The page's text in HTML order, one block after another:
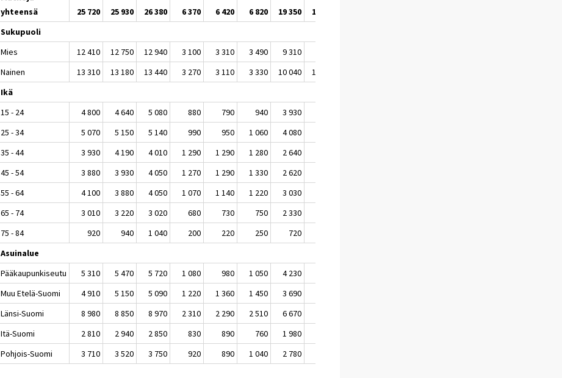
yhteensä
25 720 25 930 26 380 6 370 6 420 6 820 19 350 19 510
Sukupuoli
Mies
12 410 12 750 12 940 3 100 3 310 3 490 9 310
Nainen
13 310 13 180 13 440 3 270 3 110 3 330 10 040 10 070
Ikä
15 - 24
4 800 4 640 5 080 880 790 940 3 930
25 - 34
5 070 5 150 5 140 990 950 1 060 4 080
35 - 44
3 930 4 190 4 010 1 290 1 290 1 280 2 640
45 - 54
3 880 3 930 4 050 1 270 1 290 1 330 2 620
55 - 64
4 100 3 880 4 050 1 070 1 140 1 220 3 030
65 - 74
3 010 3 220 3 020 680 730 750 2 330
75 - 84
920 940 1 040 200 220 250 720
Asuinalue
Pääkaupunkiseutu
5 310 5 470 5 720 1 080 980 1 050 4 230
Muu Etelä-Suomi
4 910 5 150 5 090 1 220 1 360 1 450 3 690
Länsi-Suomi
8 980 8 850 8 970 2 310 2 290 2 510 6 670
Itä-Suomi
2 810 2 940 2 850 830 890 760 1 980
Pohjois-Suomi
3 710 3 520 3 750 920 890 1 040 2 780